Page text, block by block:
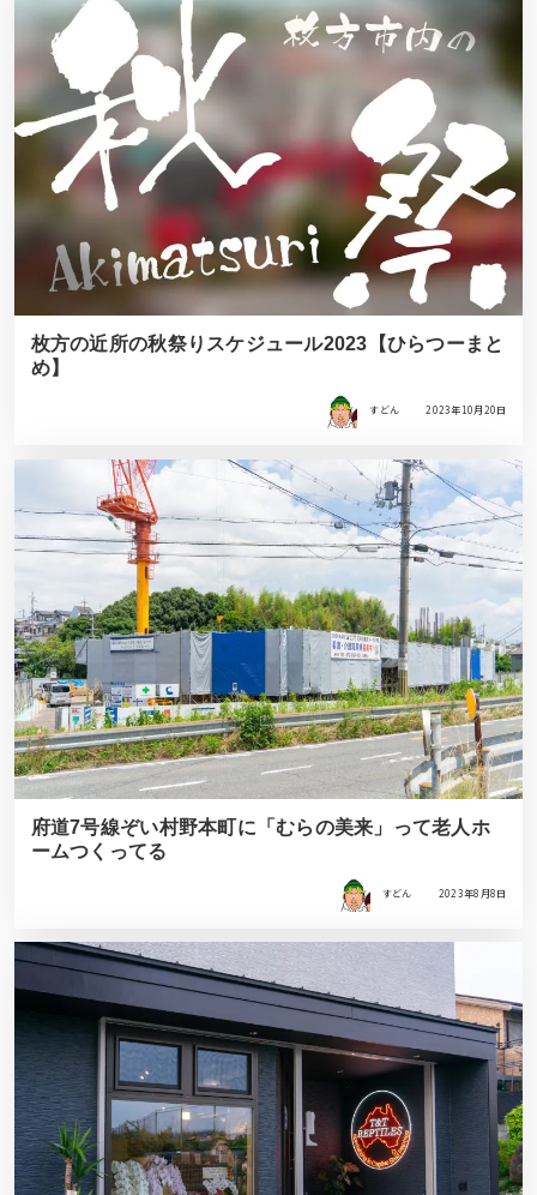
枚方の近所の秋祭りスケジュール2023【ひらつーまと
め】
すどん 2023年10月20日
府道7号線ぞい村野本町に「むらの美来」って老人ホ
ームつくってる
すどん 2023年8月8日